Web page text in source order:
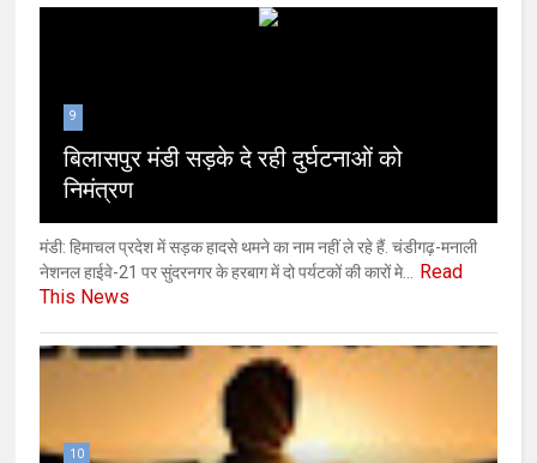
9
बिलासपुर मंडी सड़के दे रही दुर्घटनाओं को
निमंत्रण
मंडी: हिमाचल प्रदेश में सड़क हादसे थमने का नाम नहीं ले रहे हैं. चंडीगढ़-मनाली
नेशनल हाईवे-21 पर सुंदरनगर के हरबाग में दो पर्यटकों की कारों मे...
Read
This News
10